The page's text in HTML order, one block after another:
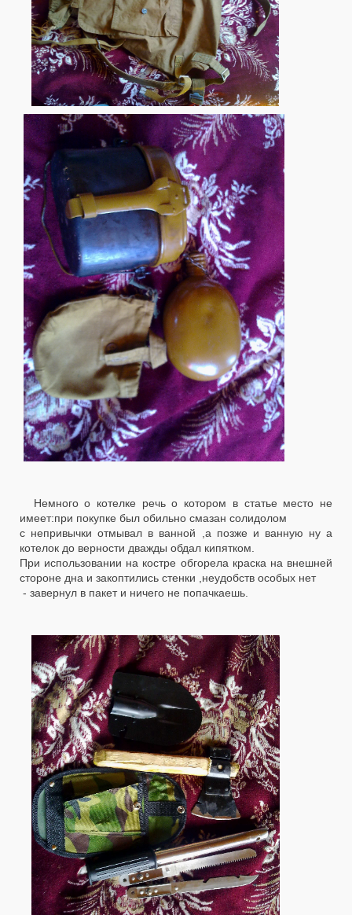
Немного о котелке речь о котором в статье место не
имеет:при покупке был обильно смазан солидолом
с непривычки отмывал в ванной ,а позже и ванную ну а
котелок до верности дважды обдал кипятком.
При использовании на костре обгорела краска на внешней
стороне дна и закоптились стенки ,неудобств особых нет
- завернул в пакет и ничего не попачкаешь.